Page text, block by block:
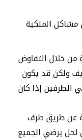
الملكية
من خلال التفاوض
ولكن قد يكون
الطرفين إذا كان
عن طريق طرف
لحل يرضي الجميع